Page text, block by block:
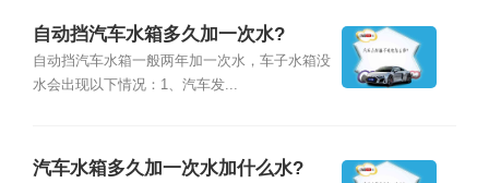
自动挡汽车水箱多久加一次水?
自动挡汽车水箱一般两年加一次水，车子水箱没
水会出现以下情况：1、汽车发...
汽车水箱多久加一次水加什么水?